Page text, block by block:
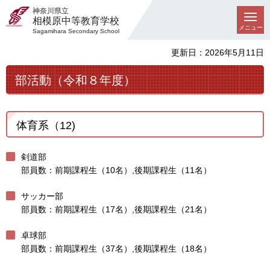
神奈川県立
相模原中等教育学校
Sagamihara Secondary School
メニュー
更新日：2026年5月11日
部活動（令和８年度）
体育系（12)
剣道部
部員数：前期課程生（10名）,後期課程生（11名）
サッカー部
部員数：前期課程生（17名）,後期課程生（21名）
卓球部
部員数：前期課程生（37名）,後期課程生（18名）